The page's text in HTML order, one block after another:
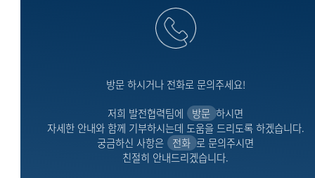
방문 하시거나 전화로 문의주세요!
저희 발전협력팀에
방문 하시면
자세한 안내와 함께 기부하시는데 도움을 드리도록 하겠습니다.
궁금하신 사항은 전화 로 문의주시면
친절히 안내드리겠습니다.